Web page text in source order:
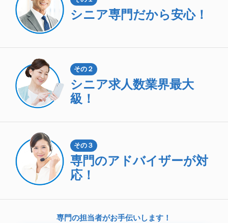
シニア専門だから安心！
その２
シニア求人数業界最大
級！
その３
専門のアドバイザーが対
応！
専門の担当者がお手伝いします！